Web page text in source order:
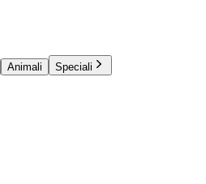
Animali
Speciali